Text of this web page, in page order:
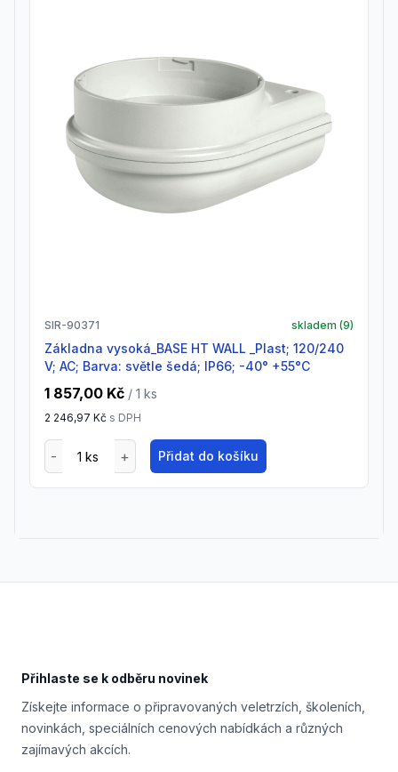
SIR-90371 skladem (9)
Základna vysoká_BASE HT WALL _Plast; 120/240
V; AC; Barva: světle šedá; IP66; -40° +55°C
1 857,00 Kč / 1 ks
2 246,97 Kč s DPH
Přidat do košíku
Přihlaste se k odběru novinek
Získejte informace o připravovaných veletrzích, školeních,
novinkách, speciálních cenových nabídkách a různých
zajímavých akcích.